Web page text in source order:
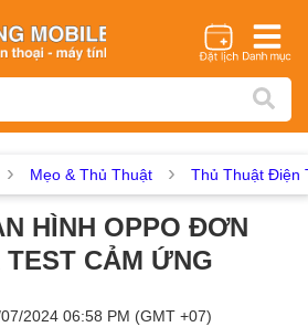
Samsung Oppo Xiaomi Realme Vivo
Vertu LG Tecno
chữa
Thay kính lưng Thay vỏ Thay chân sạc
Mẹo & Thủ Thuật Thủ Thuật Điện
HÌNH OPPO ĐƠN
CẢM ỨNG
2024 06:58 PM (GMT +07)